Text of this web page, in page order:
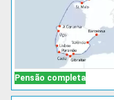
Pensão completa